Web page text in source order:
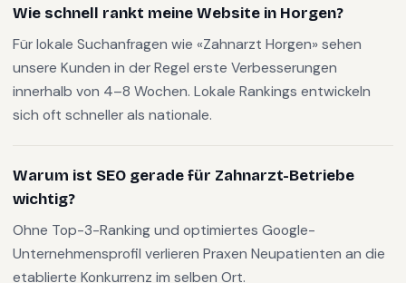
Wie schnell rankt meine Website in Horgen?
Für lokale Suchanfragen wie «Zahnarzt Horgen» sehen
unsere Kunden in der Regel erste Verbesserungen
innerhalb von 4–8 Wochen. Lokale Rankings entwickeln
sich oft schneller als nationale.
Warum ist SEO gerade für Zahnarzt-Betriebe
wichtig?
Ohne Top-3-Ranking und optimiertes Google-
Unternehmensprofil verlieren Praxen Neupatienten an die
etablierte Konkurrenz im selben Ort.